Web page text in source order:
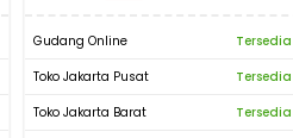
Gudang Online
Tersedia
Toko Jakarta Pusat
Tersedia
Toko Jakarta Barat
Tersedia